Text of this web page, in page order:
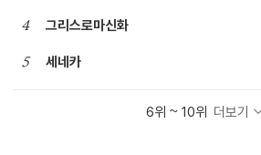
4 그리스로마신화
5 세네카
6위 ~ 10위 더보기